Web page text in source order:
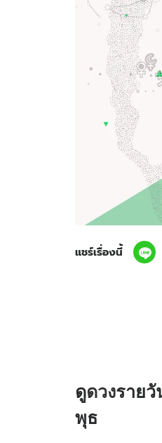
ดาวน์โหลดสนุ
สงวนลิขสิทธิ์ ©2569 บ
แชร์เรื่องนี้
ดูดวงราย
พุธ